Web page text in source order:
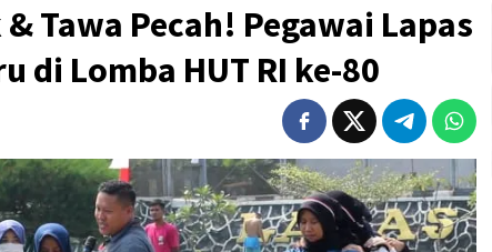
Tawa Pecah! Pegawai Lapas
di Lomba HUT RI ke-80